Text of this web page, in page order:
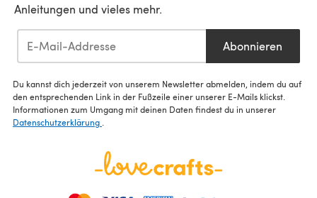
Anleitungen und vieles mehr.
Abonnieren
Du kannst dich jederzeit von unserem Newsletter abmelden, indem du auf
den entsprechenden Link in der Fußzeile einer unserer E-Mails klickst.
Informationen zum Umgang mit deinen Daten findest du in unserer
Datenschutzerklärung .